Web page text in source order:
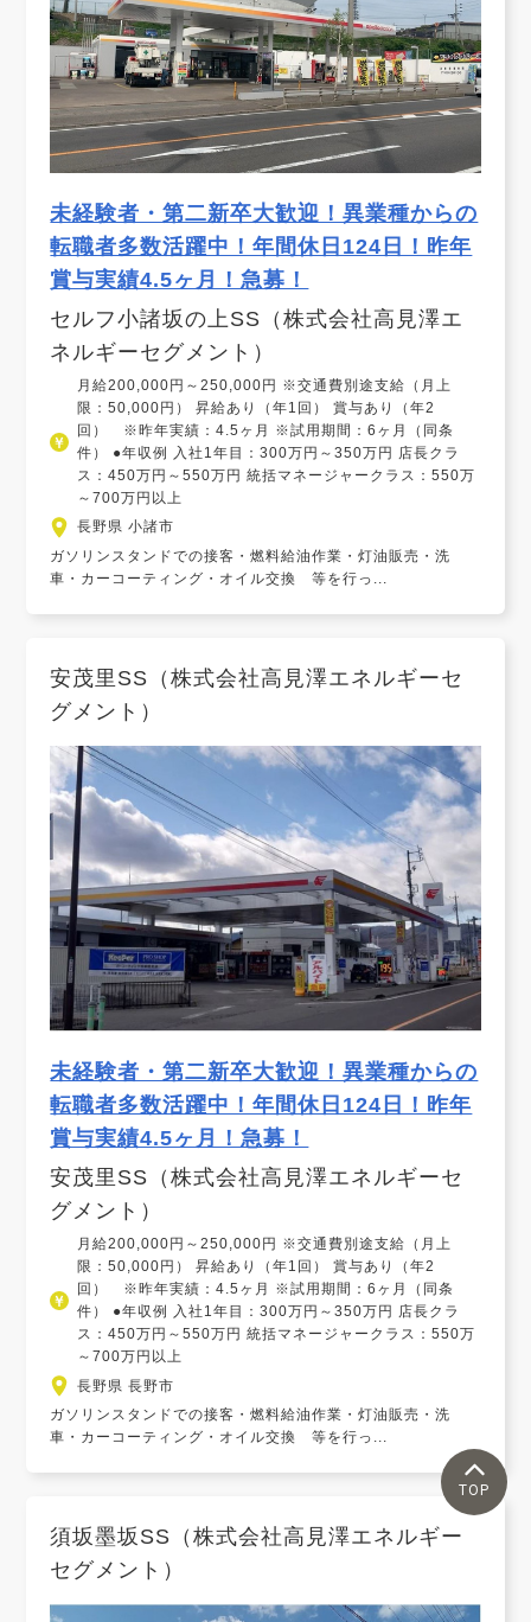
未経験者・第二新卒大歓迎！異業種からの
転職者多数活躍中！年間休日124日！昨年
賞与実績4.5ヶ月！急募！
セルフ小諸坂の上SS（株式会社高見澤エ
ネルギーセグメント）
月給200,000円～250,000円 ※交通費別途支給（月上
限：50,000円） 昇給あり（年1回） 賞与あり（年2
回） ※昨年実績：4.5ヶ月 ※試用期間：6ヶ月（同条
件） ●年収例 入社1年目：300万円～350万円 店長クラ
ス：450万円～550万円 統括マネージャークラス：550万
～700万円以上
長野県 小諸市
ガソリンスタンドでの接客・燃料給油作業・灯油販売・洗
車・カーコーティング・オイル交換 等を行っ...
安茂里SS（株式会社高見澤エネルギーセ
グメント）
未経験者・第二新卒大歓迎！異業種からの
転職者多数活躍中！年間休日124日！昨年
賞与実績4.5ヶ月！急募！
安茂里SS（株式会社高見澤エネルギーセ
グメント）
月給200,000円～250,000円 ※交通費別途支給（月上
限：50,000円） 昇給あり（年1回） 賞与あり（年2
回） ※昨年実績：4.5ヶ月 ※試用期間：6ヶ月（同条
件） ●年収例 入社1年目：300万円～350万円 店長クラ
ス：450万円～550万円 統括マネージャークラス：550万
～700万円以上
長野県 長野市
ガソリンスタンドでの接客・燃料給油作業・灯油販売・洗
車・カーコーティング・オイル交換 等を行っ...
須坂墨坂SS（株式会社高見澤エネルギー
セグメント）
TOP